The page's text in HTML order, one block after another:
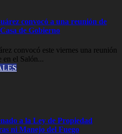
convocó a una reunión de
de Gobierno
convocó este viernes una reunión
en el Salón...
a la Ley de Propiedad
ni Manejo del Fuego